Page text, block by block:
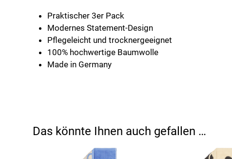
Praktischer 3er Pack
Modernes Statement-Design
Pflegeleicht und trocknergeeignet
100% hochwertige Baumwolle
Made in Germany
Das könnte Ihnen auch gefallen …